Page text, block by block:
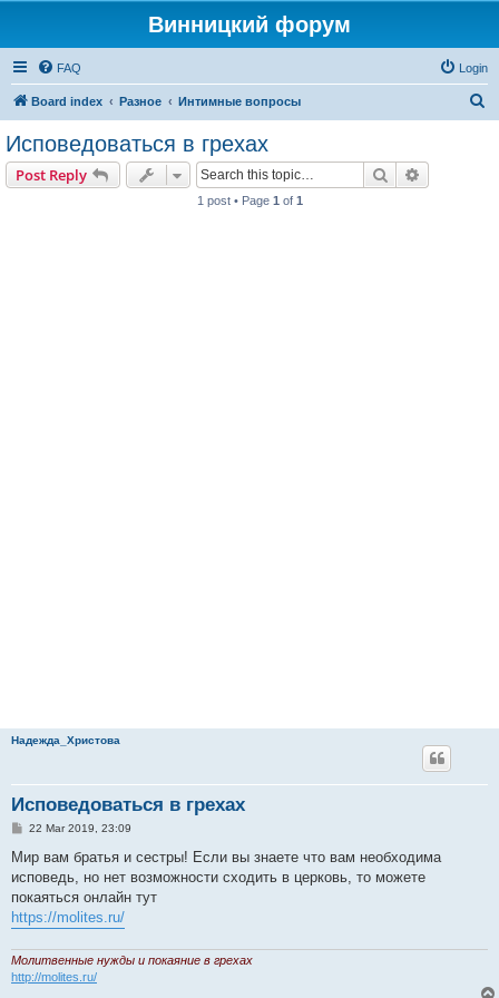
Винницкий форум
FAQ Login
Board index Разное Интимные вопросы
Исповедоваться в грехах
Post Reply Search
1 post • Page 1 of 1
Надежда_Христова
Исповедоваться в грехах
P
s
22 Mar 2019, 23:09
Мир вам братья и сестры! Если вы знаете что вам необходима
исповедь, но нет возможности сходить в церковь, то можете
покаяться онлайн тут
https://molites.ru/
Молитвенные нужды и покаяние в грехах
http://molites.ru/